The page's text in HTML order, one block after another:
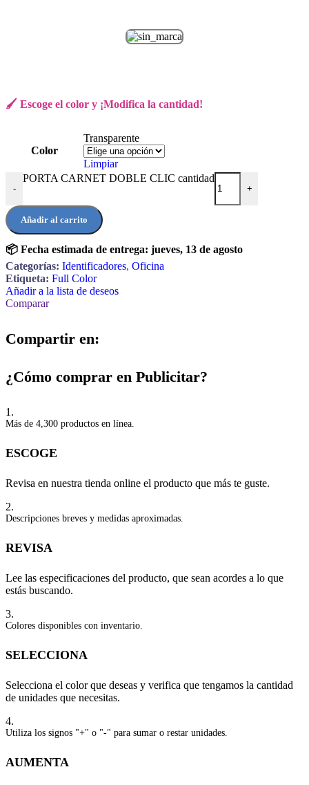
🖌️ Escoge el color y ¡Modifica la cantidad!
Color
Transparente
Limpiar
-
PORTA CARNET DOBLE CLIC cantidad
+
Añadir al carrito
📦 Fecha estimada de entrega: jueves, 13 de agosto
Categorías: Identificadores, Oficina
Etiqueta: Full Color
Añadir a la lista de deseos
Comparar
Compartir en:
¿Cómo comprar en Publicitar?
1.
Más de 4,300 productos en línea.
ESCOGE
Revisa en nuestra tienda online el producto que más te guste.
2.
Descripciones breves y medidas aproximadas.
REVISA
Lee las especificaciones del producto, que sean acordes a lo que
estás buscando.
3.
Colores disponibles con inventario.
SELECCIONA
Selecciona el color que deseas y verifica que tengamos la cantidad
de unidades que necesitas.
4.
Utiliza los signos "+" o "-" para sumar o restar unidades.
AUMENTA